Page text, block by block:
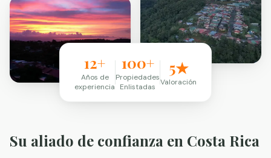
12+
Años de
experiencia
100+
Propiedades
Enlistadas
5★
Valoración
Su aliado de confianza en Costa Rica